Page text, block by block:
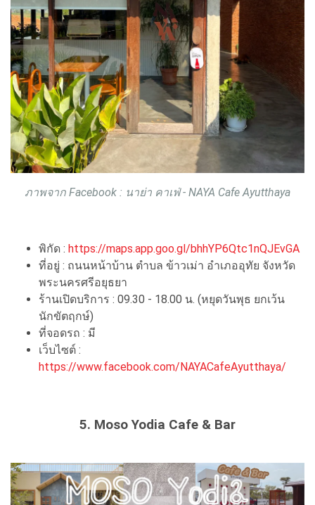
ภาพจาก Facebook : นาย่า คาเฟ่ - NAYA Cafe Ayutthaya
พิกัด : https://maps.app.goo.gl/bhhYP6Qtc1nQJEvGA
ที่อยู่ : ถนนหน้าบ้าน ตำบล ข้าวเม่า อำเภออุทัย จังหวัด
พระนครศรีอยุธยา
ร้านเปิดบริการ : 09.30 - 18.00 น. (หยุดวันพุธ ยกเว้น
นักขัตฤกษ์)
ที่จอดรถ : มี
เว็บไซต์ :
https://www.facebook.com/NAYACafeAyutthaya/
5. Moso Yodia Cafe & Bar